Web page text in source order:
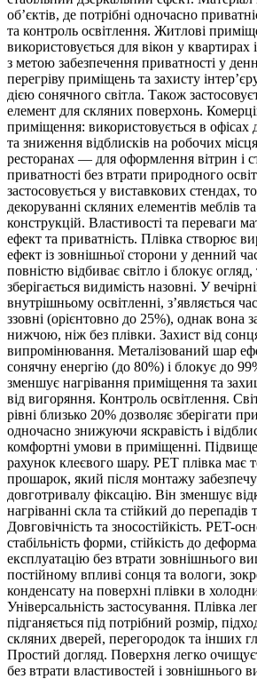
об’єктів, де потрібні одночасно
та контроль освітлення. Житлові
використовується для вікон у
з метою забезпечення приватності у
перегріву приміщень та захисту
дією сонячного світла. Також
елемент для скляних поверхонь.
приміщення: використовується в офісах
та зниження відблисків на робочих
ресторанах — для оформлення вітрин і
приватності без втрати природного
застосовується у виставкових стендах,
декоруванні скляних елементів меблів
конструкцій. Властивості та переваги
ефект та приватність. Плівка створює
ефект із зовнішньої сторони у денний
повністю відбиває світло і блокує
зберігається видимість назовні. У
внутрішньому освітленні, з’являється
ззовні (орієнтовно до 25%), однак вона
нижчою, ніж без плівки. Захист від
випромінювання. Металізований шар
сонячну енергію (до 80%) і блокує до
зменшує нагрівання приміщення та
від вигоряння. Контроль освітлення.
рівні близько 20% дозволяє зберігати
одночасно знижуючи яскравість і
комфортні умови в приміщенні.
рахунок клеєвого шару. РЕТ плівка має
прошарок, який після монтажу
довготривалу фіксацію. Він зменшує
нагріванні скла та стійкий до перепадів
Довговічність та зносостійкість. PET-
стабільність форми, стійкість до
експлуатацію без втрати зовнішнього
постійному впливі сонця та вологи,
конденсату на поверхні плівки в
Універсальність застосування. Плівка
підганяється під потрібний розмір,
скляних дверей, перегородок та інших
Простий догляд. Поверхня легко
без втрати властивостей і зовнішнього